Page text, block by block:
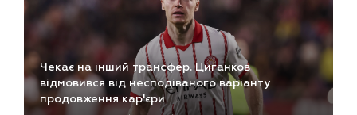
Чекає на інший трансфер. Циганков
відмовився від несподіваного варіанту
продовження кар'єри